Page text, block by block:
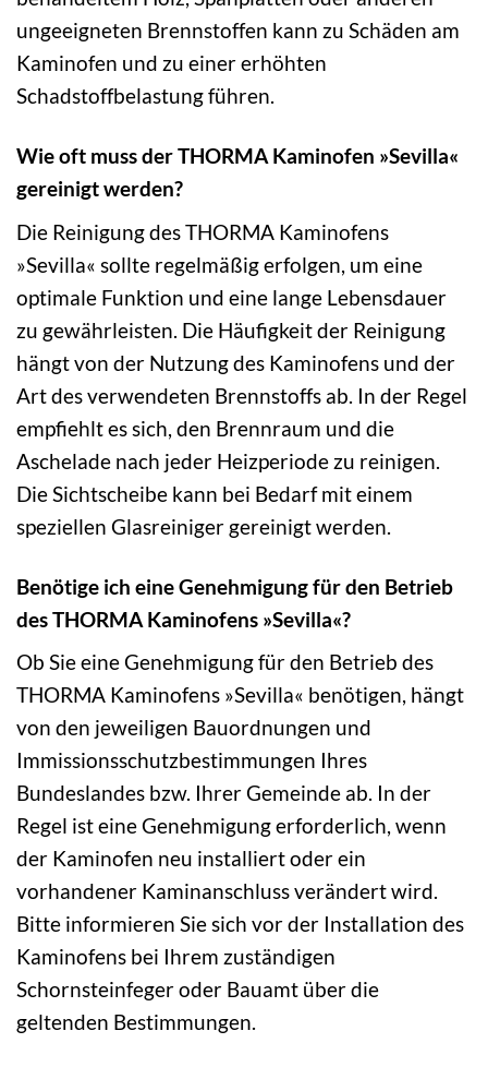
ungeeigneten Brennstoffen kann zu Schäden am
Kaminofen und zu einer erhöhten
Schadstoffbelastung führen.
Wie oft muss der THORMA Kaminofen »Sevilla«
gereinigt werden?
Die Reinigung des THORMA Kaminofens
»Sevilla« sollte regelmäßig erfolgen, um eine
optimale Funktion und eine lange Lebensdauer
zu gewährleisten. Die Häufigkeit der Reinigung
hängt von der Nutzung des Kaminofens und der
Art des verwendeten Brennstoffs ab. In der Regel
empfiehlt es sich, den Brennraum und die
Aschelade nach jeder Heizperiode zu reinigen.
Die Sichtscheibe kann bei Bedarf mit einem
speziellen Glasreiniger gereinigt werden.
Benötige ich eine Genehmigung für den Betrieb
des THORMA Kaminofens »Sevilla«?
Ob Sie eine Genehmigung für den Betrieb des
THORMA Kaminofens »Sevilla« benötigen, hängt
von den jeweiligen Bauordnungen und
Immissionsschutzbestimmungen Ihres
Bundeslandes bzw. Ihrer Gemeinde ab. In der
Regel ist eine Genehmigung erforderlich, wenn
der Kaminofen neu installiert oder ein
vorhandener Kaminanschluss verändert wird.
Bitte informieren Sie sich vor der Installation des
Kaminofens bei Ihrem zuständigen
Schornsteinfeger oder Bauamt über die
geltenden Bestimmungen.